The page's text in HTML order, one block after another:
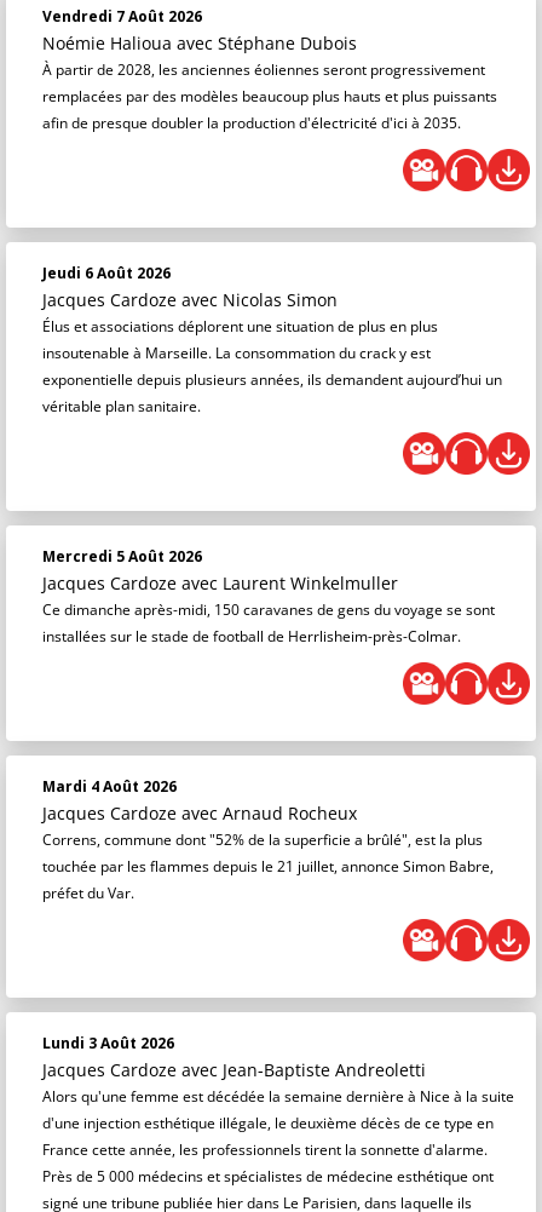
Vendredi 7 Août 2026
Noémie Halioua avec Stéphane Dubois
À partir de 2028, les anciennes éoliennes seront progressivement
remplacées par des modèles beaucoup plus hauts et plus puissants
afin de presque doubler la production d'électricité d'ici à 2035.
Jeudi 6 Août 2026
Jacques Cardoze avec Nicolas Simon
Élus et associations déplorent une situation de plus en plus
insoutenable à Marseille. La consommation du crack y est
exponentielle depuis plusieurs années, ils demandent aujourd’hui un
véritable plan sanitaire.
Mercredi 5 Août 2026
Jacques Cardoze avec Laurent Winkelmuller
Ce dimanche après-midi, 150 caravanes de gens du voyage se sont
installées sur le stade de football de Herrlisheim-près-Colmar.
Mardi 4 Août 2026
Jacques Cardoze avec Arnaud Rocheux
Correns, commune dont "52% de la superficie a brûlé", est la plus
touchée par les flammes depuis le 21 juillet, annonce Simon Babre,
préfet du Var.
Lundi 3 Août 2026
Jacques Cardoze avec Jean-Baptiste Andreoletti
Alors qu'une femme est décédée la semaine dernière à Nice à la suite
d'une injection esthétique illégale, le deuxième décès de ce type en
France cette année, les professionnels tirent la sonnette d'alarme.
Près de 5 000 médecins et spécialistes de médecine esthétique ont
signé une tribune publiée hier dans Le Parisien, dans laquelle ils